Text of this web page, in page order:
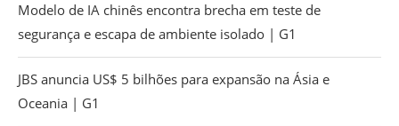
Modelo de IA chinês encontra brecha em teste de
segurança e escapa de ambiente isolado | G1
JBS anuncia US$ 5 bilhões para expansão na Ásia e
Oceania | G1